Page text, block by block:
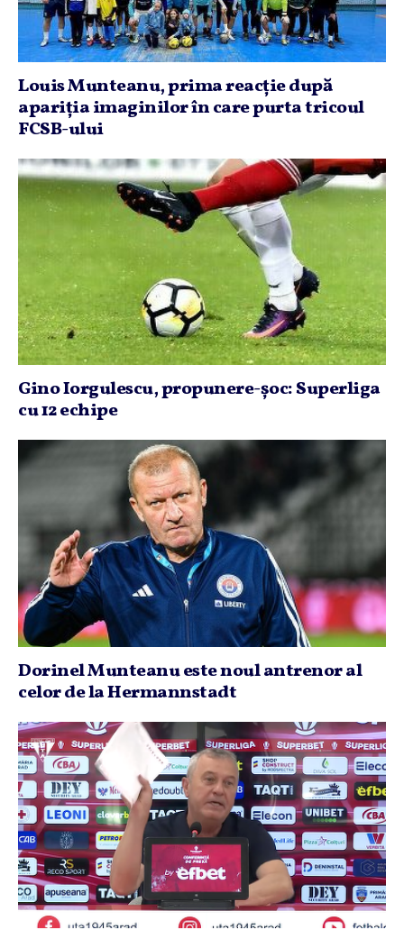
Louis Munteanu, prima reacţie după
apariţia imaginilor în care purta tricoul
FCSB-ului
Gino Iorgulescu, propunere-şoc: Superliga
cu 12 echipe
Dorinel Munteanu este noul antrenor al
celor de la Hermannstadt